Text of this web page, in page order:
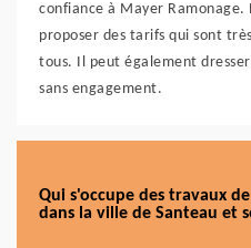
confiance à Mayer
proposer des tarifs qui sont
tous. Il peut également
sans engagement.
Qui s'occupe des travaux
dans la ville de Santeau et